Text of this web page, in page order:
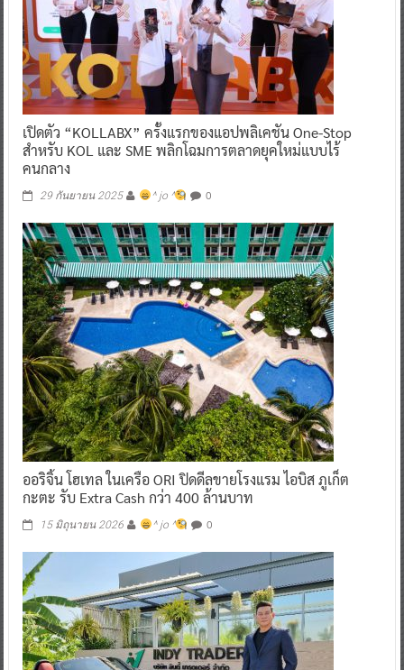
เปิดตัว “KOLLABX” ครั้งแรกของแอปพลิเคชัน One-Stop
สำหรับ KOL และ SME พลิกโฉมการตลาดยุคใหม่แบบไร้
คนกลาง
29 กันยายน 2025 ^ jo ^ 0
ออริจิ้น โฮเทล ในเครือ ORI ปิดดีลขายโรงแรม ไอบิส ภูเก็ต
กะตะ รับ Extra Cash กว่า 400 ล้านบาท
15 มิถุนายน 2026 ^ jo ^ 0